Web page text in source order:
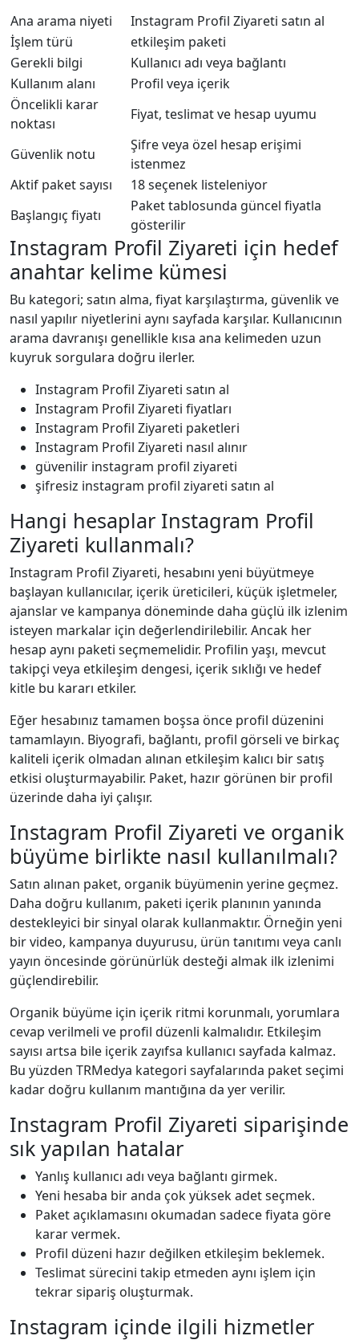
Ana arama niyeti
Instagram Profil Ziyareti satın al
İşlem türü
etkileşim paketi
Gerekli bilgi
Kullanıcı adı veya bağlantı
Kullanım alanı
Profil veya içerik
Öncelikli karar
noktası
Fiyat, teslimat ve hesap uyumu
Güvenlik notu
Şifre veya özel hesap erişimi
istenmez
Aktif paket sayısı
18 seçenek listeleniyor
Başlangıç fiyatı
Paket tablosunda güncel fiyatla
gösterilir
Instagram Profil Ziyareti için hedef
anahtar kelime kümesi
Bu kategori; satın alma, fiyat karşılaştırma, güvenlik ve
nasıl yapılır niyetlerini aynı sayfada karşılar. Kullanıcının
arama davranışı genellikle kısa ana kelimeden uzun
kuyruk sorgulara doğru ilerler.
Instagram Profil Ziyareti satın al
Instagram Profil Ziyareti fiyatları
Instagram Profil Ziyareti paketleri
Instagram Profil Ziyareti nasıl alınır
güvenilir instagram profil ziyareti
şifresiz instagram profil ziyareti satın al
Hangi hesaplar Instagram Profil
Ziyareti kullanmalı?
Instagram Profil Ziyareti, hesabını yeni büyütmeye
başlayan kullanıcılar, içerik üreticileri, küçük işletmeler,
ajanslar ve kampanya döneminde daha güçlü ilk izlenim
isteyen markalar için değerlendirilebilir. Ancak her
hesap aynı paketi seçmemelidir. Profilin yaşı, mevcut
takipçi veya etkileşim dengesi, içerik sıklığı ve hedef
kitle bu kararı etkiler.
Eğer hesabınız tamamen boşsa önce profil düzenini
tamamlayın. Biyografi, bağlantı, profil görseli ve birkaç
kaliteli içerik olmadan alınan etkileşim kalıcı bir satış
etkisi oluşturmayabilir. Paket, hazır görünen bir profil
üzerinde daha iyi çalışır.
Instagram Profil Ziyareti ve organik
büyüme birlikte nasıl kullanılmalı?
Satın alınan paket, organik büyümenin yerine geçmez.
Daha doğru kullanım, paketi içerik planının yanında
destekleyici bir sinyal olarak kullanmaktır. Örneğin yeni
bir video, kampanya duyurusu, ürün tanıtımı veya canlı
yayın öncesinde görünürlük desteği almak ilk izlenimi
güçlendirebilir.
Organik büyüme için içerik ritmi korunmalı, yorumlara
cevap verilmeli ve profil düzenli kalmalıdır. Etkileşim
sayısı artsa bile içerik zayıfsa kullanıcı sayfada kalmaz.
Bu yüzden TRMedya kategori sayfalarında paket seçimi
kadar doğru kullanım mantığına da yer verilir.
Instagram Profil Ziyareti siparişinde
sık yapılan hatalar
Yanlış kullanıcı adı veya bağlantı girmek.
Yeni hesaba bir anda çok yüksek adet seçmek.
Paket açıklamasını okumadan sadece fiyata göre
karar vermek.
Profil düzeni hazır değilken etkileşim beklemek.
Teslimat sürecini takip etmeden aynı işlem için
tekrar sipariş oluşturmak.
Instagram içinde ilgili hizmetler